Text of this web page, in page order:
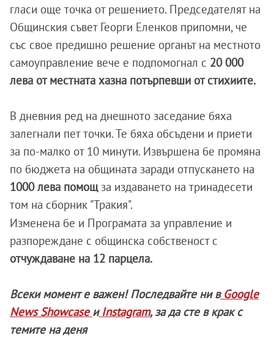
гласи още точка от решението. Председателят на
Общинския съвет Георги Еленков припомни, че
със свое предишно решение органът на местното
самоуправление вече е подпомогнал с 20 000
лева от местната хазна потърпевши от стихиите.
В дневния ред на днешното заседание бяха
залегнали пет точки. Те бяха обсъдени и приети
за по-малко от 10 минути. Извършена бе промяна
по бюджета на общината заради отпускането на
1000 лева помощ за издаването на тринадесети
том на сборник "Тракия".
Изменена бе и Програмата за управление и
разпореждане с общинска собственост с
отчуждаване на 12 парцела.
Всеки момент е важен! Последвайте ни вGoogle
News ShowcaseиInstagram, за да сте в крак с
темите на деня